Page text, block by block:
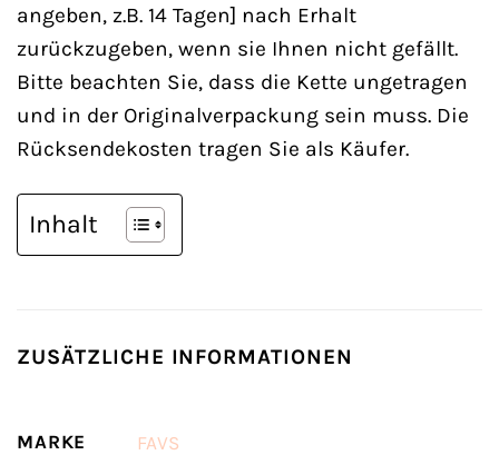
angeben, z.B. 14 Tagen] nach Erhalt
zurückzugeben, wenn sie Ihnen nicht gefällt.
Bitte beachten Sie, dass die Kette ungetragen
und in der Originalverpackung sein muss. Die
Rücksendekosten tragen Sie als Käufer.
Inhalt
ZUSÄTZLICHE INFORMATIONEN
MARKE FAVS